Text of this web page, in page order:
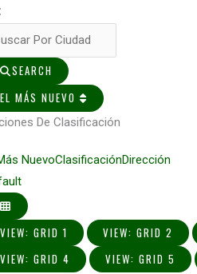
SEARCH
EL MÁS NUEVO
De Clasificación
NuevoClasificaciónDirección
VIEW: GRID 1 VIEW: GRID 2
VIEW: GRID 4
VIEW: GRID 5